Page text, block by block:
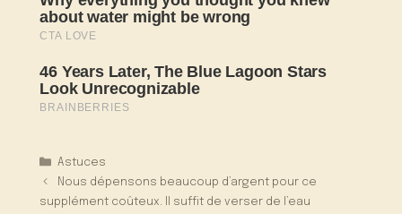
Catégories
Astuces
Nous dépensons beaucoup d’argent pour ce
supplément coûteux. Il suffit de verser de l’eau